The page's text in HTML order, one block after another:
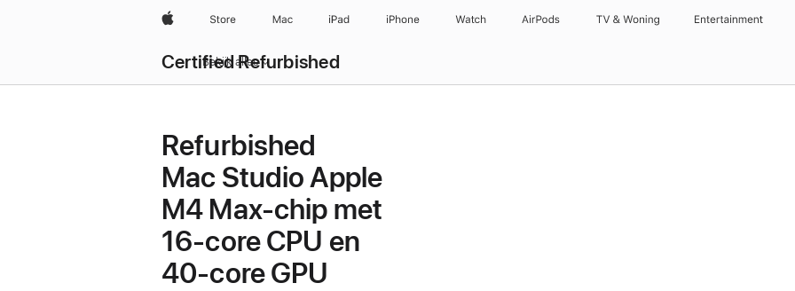
AppleStore Mac iPad iPhone Watch AirPods TV & Woning Entertainment
Certified Refurbished
Bekijk alles
Refurbished
Mac Studio Apple
M4 Max-chip met
16‑core CPU en
40‑core GPU